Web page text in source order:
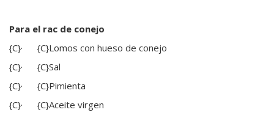
Para el rac de conejo
{C}· {C}Lomos con hueso de conejo
{C}· {C}Sal
{C}· {C}Pimienta
{C}· {C}Aceite virgen